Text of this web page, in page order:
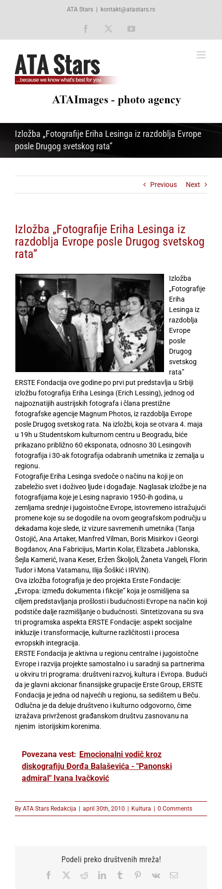
ATA Stars kontakt@atastars.rs
Facebook YouTube
Izložba „Fotografije Eriha Lesinga iz razdoblja Evrope
posle Drugog svetskog rata”
Previous Next
Izložba „Fotografije Eriha Lesinga iz
razdoblja Evrope posle Drugog svetskog
rata”
Izložba
„Fotografije
Eriha
Lesinga iz
razdoblja
Evrope
posle
Drugog
svetskog
rata”
ERSTE Fondacija ove godine po prvi put predstavlja u Srbiji
izložbu fotografija Eriha Lesinga (Erich Lessing), jednog od
najpoznatijih austrijskih fotografa i člana prestižne
fotografske agencije Magnum Photos, iz razdoblja Evrope
posle Drugog svetskog rata. Na izložbi, koja se otvara 4. maja
u 19h u Studentskom kulturnom centru u Beogradu, biće
prikazano približno 60 eksponata, odnosno 30 Lesingovih
fotografija i 30-ak fotografija odabranih umetnika iz zemalja u
regionu.
Fotografije Eriha Lesinga svedoče o načinu na koji je on
zabeležio svet i doživeo ljude i događaje. Naglasak izložbe je na
fotografijama koje je Lesing napravio 1950-ih godina, u
zemljama srednje i jugoistočne Evrope, istovremeno istražujući
promene koje su se dogodile na ovom geografskom području u
dekadama koje slede, iz vizure savremenih umetnika (Tanja
Ostojić, Ana Artaker, Manfred Vilman, Boris Misirkov i Georgi
Bogdanov, Ana Fabricijus, Martin Kolar, Elizabeta Jablonska,
Šejla Kamerić, Ivana Keser, Eržen Školjoli, Žaneta Vangeli, Florin
Tudor i Mona Vatamanu, Ilija Šoškić i IRVIN).
Ova izložba fotografija je deo projekta Erste Fondacije:
„Evropa: između dokumenta i fikcije” koja je osmišljena sa
ciljem predstavljanja prošlosti i budućnosti Evrope na način koji
podstiče dalje razmišljanje o budućnosti. Sintetizovana su sva
tri programska aspekta ERSTE Fondacije: aspekt socijalne
inkluzije i transformacije, kulturne različitosti i procesa
evropskih integracija.
ERSTE Fondacija je aktivna u regionu centralne i jugoistočne
Evrope i razvija projekte samostalno i u saradnji sa partnerima
u okviru tri programa: društveni razvoj, kultura i Evropa. Budući
da je glavni akcionar finansijske grupacije Erste Group, ERSTE
Fondacija je jedna od najvećih u regionu, sa sedištem u Beču.
Odlučna je da deluje društveno i kulturno odgovorno, čime
izražava privrženost građanskom društvu zasnovanu na
njenim istorijskim korenima.
Povezana vest: Emocionalni vodič kroz
diskografiju Đorđa Balaševića - "Panonski
admiral" Ivana Ivačković
By ATA Stars Redakcija | april 30th, 2010 | Kultura | 0 Comments
Podeli preko društvenih mreža!
Facebook RedditLinkedInTumblr Pinterest
Vk Email